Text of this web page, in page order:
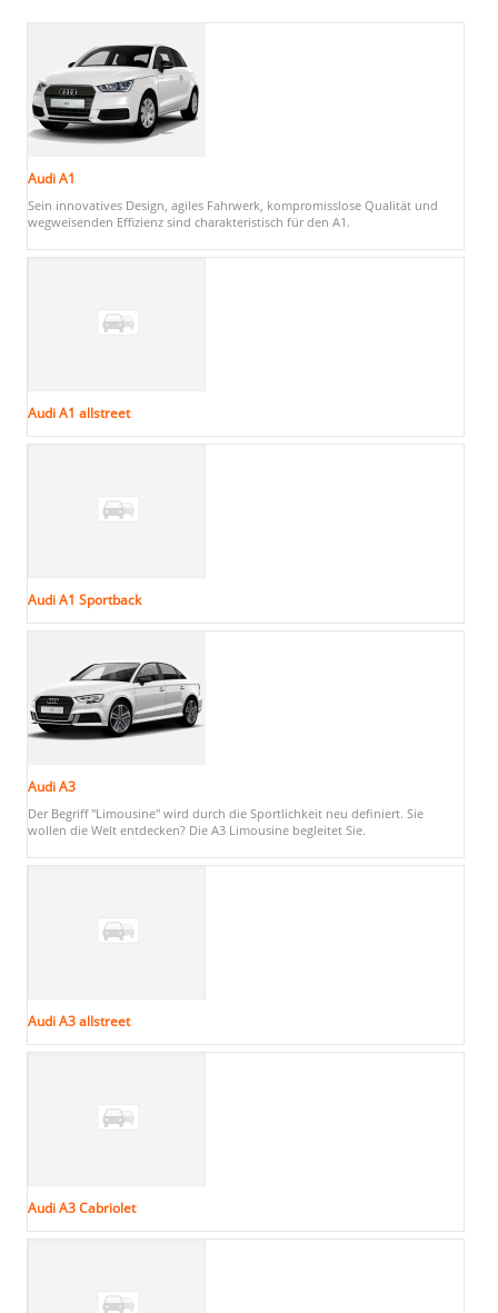
Audi A1
Sein innovatives Design, agiles Fahrwerk, kompromisslose Qualität und
wegweisenden Effizienz sind charakteristisch für den A1.
Audi A1 allstreet
Audi A1 Sportback
Audi A3
Der Begriff "Limousine" wird durch die Sportlichkeit neu definiert. Sie
wollen die Welt entdecken? Die A3 Limousine begleitet Sie.
Audi A3 allstreet
Audi A3 Cabriolet